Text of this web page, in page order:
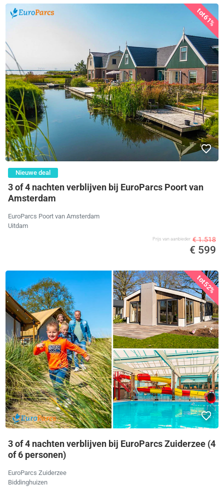
tot
61%
Nieuwe deal
3 of 4 nachten verblijven bij EuroParcs Poort van
Amsterdam
EuroParcs Poort van Amsterdam
Uitdam
Prijs van aanbieder € 1.518
€ 599
tot
52%
3 of 4 nachten verblijven bij EuroParcs Zuiderzee (4
of 6 personen)
EuroParcs Zuiderzee
Biddinghuizen